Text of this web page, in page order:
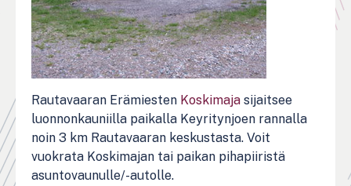
Rautavaaran Erämiesten Koskimaja sijaitsee
luonnonkauniilla paikalla Keyritynjoen rannalla
noin 3 km Rautavaaran keskustasta. Voit
vuokrata Koskimajan tai paikan pihapiiristä
asuntovaunulle/-autolle.